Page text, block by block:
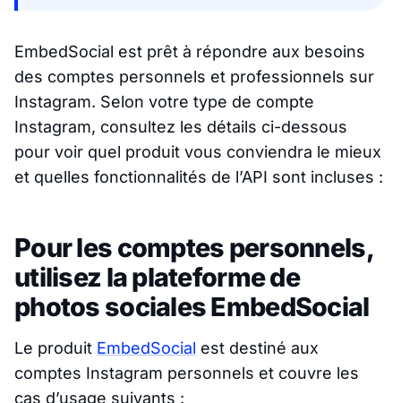
EmbedSocial est prêt à répondre aux besoins
des comptes personnels et professionnels sur
Instagram. Selon votre type de compte
Instagram, consultez les détails ci-dessous
pour voir quel produit vous conviendra le mieux
et quelles fonctionnalités de l’API sont incluses :
Pour les comptes personnels,
utilisez la plateforme de
photos sociales EmbedSocial
Le produit EmbedSocial est destiné aux
comptes Instagram personnels et couvre les
cas d’usage suivants :